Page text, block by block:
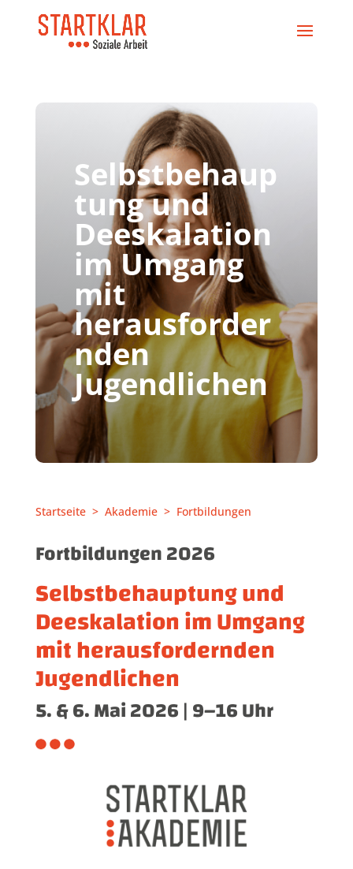
Selbstbehaup
tung und
Deeskalation
im Umgang
mit
herausforder
nden
Jugendlichen
Startseite > Akademie > Fortbildungen
Fortbildungen 2026
Selbstbehauptung und
Deeskalation im Umgang
mit herausfordernden
Jugendlichen
5. & 6. Mai 2026 | 9–16 Uhr